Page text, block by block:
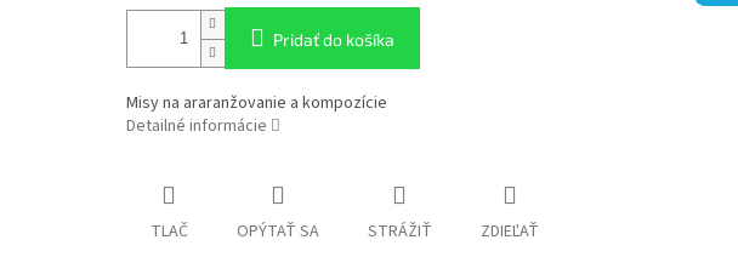
Pridať do košíka
Misy na araranžovanie a kompozície
Detailné informácie
TLAČ OPÝTAŤ SA STRÁŽIŤ ZDIEĽAŤ